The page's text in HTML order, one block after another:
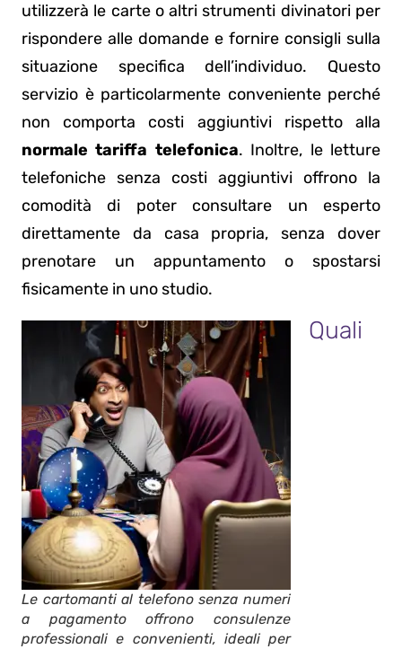
utilizzerà le carte o altri strumenti divinatori per
rispondere alle domande e fornire consigli sulla
situazione specifica dell’individuo. Questo
servizio è particolarmente conveniente perché
non comporta costi aggiuntivi rispetto alla
normale tariffa telefonica. Inoltre, le letture
telefoniche senza costi aggiuntivi offrono la
comodità di poter consultare un esperto
direttamente da casa propria, senza dover
prenotare un appuntamento o spostarsi
fisicamente in uno studio.
Le cartomanti al telefono senza numeri
a pagamento offrono consulenze
professionali e convenienti, ideali per
Quali